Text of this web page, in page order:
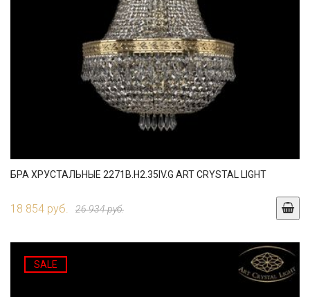
БРА ХРУСТАЛЬНЫЕ 2271B.H2.35IV.G ART CRYSTAL LIGHT
18 854 руб. 26 934 руб.
SALE